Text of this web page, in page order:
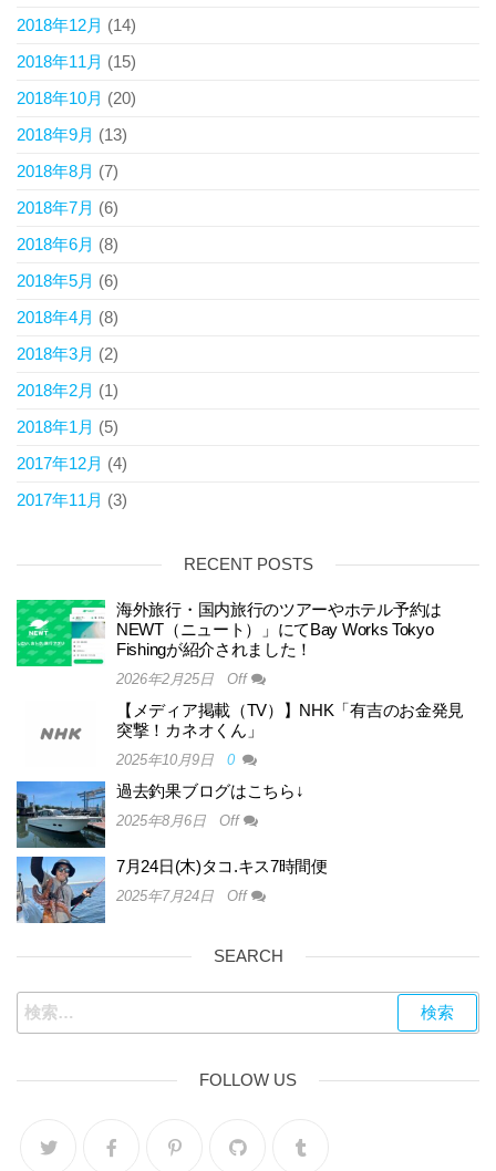
2018年12月 (14)
2018年11月 (15)
2018年10月 (20)
2018年9月 (13)
2018年8月 (7)
2018年7月 (6)
2018年6月 (8)
2018年5月 (6)
2018年4月 (8)
2018年3月 (2)
2018年2月 (1)
2018年1月 (5)
2017年12月 (4)
2017年11月 (3)
RECENT POSTS
海外旅行・国内旅行のツアーやホテル予約は
NEWT（ニュート）」にてBay Works Tokyo
Fishingが紹介されました！
2026年2月25日 Off
【メディア掲載（TV）】NHK「有吉のお金発見
突撃！カネオくん」
2025年10月9日 0
過去釣果ブログはこちら↓
2025年8月6日 Off
7月24日(木)タコ.キス7時間便
2025年7月24日 Off
SEARCH
FOLLOW US